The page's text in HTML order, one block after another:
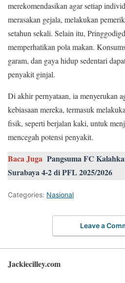
merekomendasikan agar setiap
merasakan gejala, melakukan
setahun sekali. Selain itu,
memperhatikan pola makan.
garam, dan gaya hidup sedentari
penyakit ginjal.
Di akhir pernyataan, ia menyerukan
kebiasaan mereka, termasuk
fisik, seperti berjalan kaki, untuk
mencegah potensi penyakit.
Baca Juga Pangsuma FC
Surabaya 4-2 di PFL 2025/2026
Categories: Nasional
Leave a
Jackiecilley.com